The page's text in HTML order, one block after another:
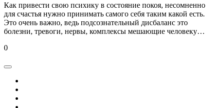
Как привести свою психику в состояние покоя, несомненно
для счастья нужно принимать самого себя таким какой есть.
Это очень важно, ведь подсознательный дисбаланс это
болезни, тревоги, нервы, комплексы мешающие человеку…
0